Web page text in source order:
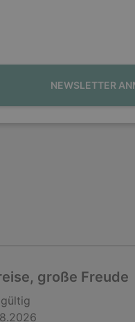
NEWSLETTER
große Freude